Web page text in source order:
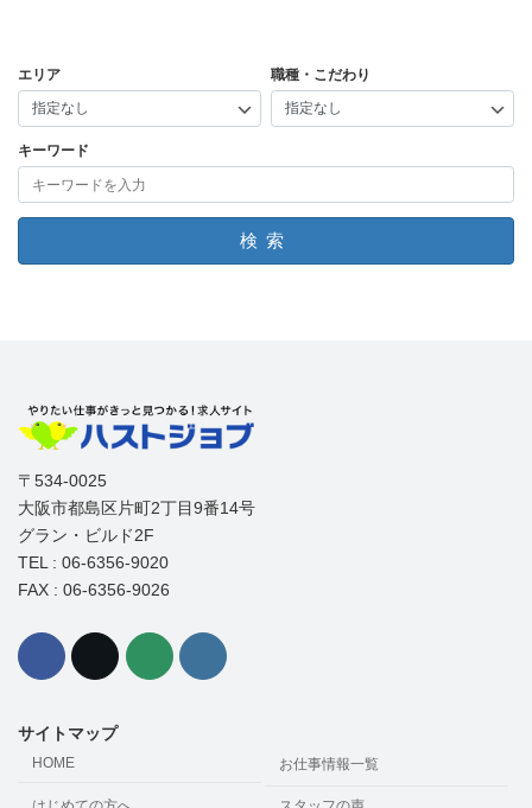
エリア 職種・こだわり
キーワード
検索
〒534-0025
大阪市都島区片町2丁目9番14号
グラン・ビルド2F
TEL : 06-6356-9020
FAX : 06-6356-9026
サイトマップ
HOME お仕事情報一覧